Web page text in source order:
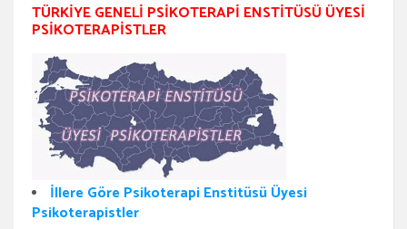
TÜRKIYE GENELI PSIKOTERAPI ENSTITÜSÜ ÜYESI
PSIKOTERAPISTLER
İllere Göre Psikoterapi Enstitüsü Üyesi
Psikoterapistler